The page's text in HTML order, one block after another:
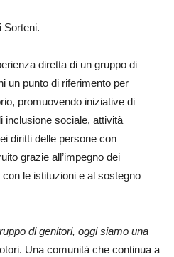
Sorteni.
diretta di un gruppo di
un punto di riferimento per
promuovendo iniziative di
inclusione sociale, attività
diritti delle persone con
grazie all’impegno dei
le istituzioni e al sostegno
di genitori, oggi siamo una
Una comunità che continua a